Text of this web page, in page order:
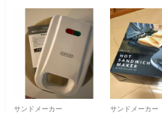
サンドメーカー サンドメーカー